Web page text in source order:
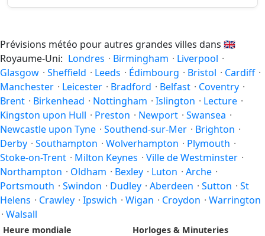
Prévisions météo pour autres grandes villes dans 🇬🇧
Royaume-Uni: Londres · Birmingham · Liverpool ·
Glasgow · Sheffield · Leeds · Édimbourg · Bristol · Cardiff ·
Manchester · Leicester · Bradford · Belfast · Coventry ·
Brent · Birkenhead · Nottingham · Islington · Lecture ·
Kingston upon Hull · Preston · Newport · Swansea ·
Newcastle upon Tyne · Southend-sur-Mer · Brighton ·
Derby · Southampton · Wolverhampton · Plymouth ·
Stoke-on-Trent · Milton Keynes · Ville de Westminster ·
Northampton · Oldham · Bexley · Luton · Arche ·
Portsmouth · Swindon · Dudley · Aberdeen · Sutton · St
Helens · Crawley · Ipswich · Wigan · Croydon · Warrington
· Walsall
Heure mondiale
Horloges & Minuteries